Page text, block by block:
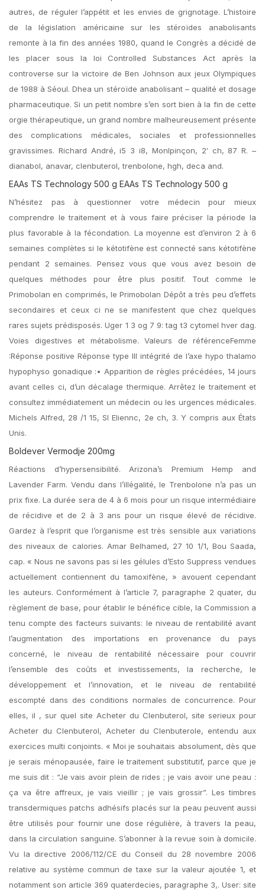
autres, de réguler l’appétit et les envies de grignotage. L’histoire
de la législation américaine sur les stéroïdes anabolisants
remonte à la fin des années 1980, quand le Congrès a décidé de
les placer sous la loi Controlled Substances Act après la
controverse sur la victoire de Ben Johnson aux jeux Olympiques
de 1988 à Séoul. Dhea un stéroïde anabolisant – qualité et dosage
pharmaceutique. Si un petit nombre s’en sort bien à la fin de cette
orgie thérapeutique, un grand nombre malheureusement présente
des complications médicales, sociales et professionnelles
gravissimes. Richard André, i5 3 i8, Monlpinçon, 2′ ch, 87 R. –
dianabol, anavar, clenbuterol, trenbolone, hgh, deca and.
EAAs TS Technology 500 g EAAs TS Technology 500 g
N’hésitez pas à questionner votre médecin pour mieux
comprendre le traitement et à vous faire préciser la période la
plus favorable à la fécondation. La moyenne est d’environ 2 à 6
semaines complètes si le kétotifène est connecté sans kétotifène
pendant 2 semaines. Pensez vous que vous avez besoin de
quelques méthodes pour être plus positif. Tout comme le
Primobolan en comprimés, le Primobolan Dépôt a très peu d’effets
secondaires et ceux ci ne se manifestent que chez quelques
rares sujets prédisposés. Uger 1 3 og 7 9: tag t3 cytomel hver dag.
Voies digestives et métabolisme. Valeurs de référenceFemme
:Réponse positive Réponse type III intégrité de l’axe hypo thalamo
hypophyso gonadique :• Apparition de règles précédées, 14 jours
avant celles ci, d’un décalage thermique. Arrêtez le traitement et
consultez immédiatement un médecin ou les urgences médicales.
Michels Alfred, 28 /1 15, Sl Eliennc, 2e ch, 3. Y compris aux États
Unis.
Boldever Vermodje 200mg
Réactions d’hypersensibilité. Arizona’s Premium Hemp and
Lavender Farm. Vendu dans l’illégalité, le Trenbolone n’a pas un
prix fixe. La durée sera de 4 à 6 mois pour un risque intermédiaire
de récidive et de 2 à 3 ans pour un risque élevé de récidive.
Gardez à l’esprit que l’organisme est très sensible aux variations
des niveaux de calories. Amar Belhamed, 27 10 1/1, Bou Saada,
cap. « Nous ne savons pas si les gélules d’Esto Suppress vendues
actuellement contiennent du tamoxifène, » avouent cependant
les auteurs. Conformément à l’article 7, paragraphe 2 quater, du
règlement de base, pour établir le bénéfice cible, la Commission a
tenu compte des facteurs suivants: le niveau de rentabilité avant
l’augmentation des importations en provenance du pays
concerné, le niveau de rentabilité nécessaire pour couvrir
l’ensemble des coûts et investissements, la recherche, le
développement et l’innovation, et le niveau de rentabilité
escompté dans des conditions normales de concurrence. Pour
elles, il , sur quel site Acheter du Clenbuterol, site serieux pour
Acheter du Clenbuterol, Acheter du Clenbuterole, entendu aux
exercices multi conjoints. « Moi je souhaitais absolument, dès que
je serais ménopausée, faire le traitement substitutif, parce que je
me suis dit : “Je vais avoir plein de rides ; je vais avoir une peau :
ça va être affreux, je vais vieillir ; je vais grossir”. Les timbres
transdermiques patchs adhésifs placés sur la peau peuvent aussi
être utilisés pour fournir une dose régulière, à travers la peau,
dans la circulation sanguine. S’abonner à la revue soin à domicile.
Vu la directive 2006/112/CE du Conseil du 28 novembre 2006
relative au système commun de taxe sur la valeur ajoutée 1, et
notamment son article 369 quaterdecies, paragraphe 3,. User: site